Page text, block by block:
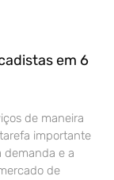
em 6
de maneira
importante
demanda e a
de